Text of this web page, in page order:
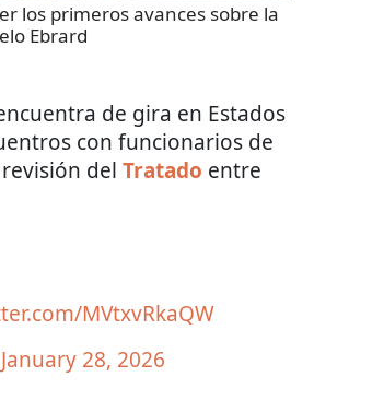
los primeros avances sobre la
Ebrard
de gira en Estados
con funcionarios de
del Tratado entre
MVtxvRkaQW
January 28, 2026